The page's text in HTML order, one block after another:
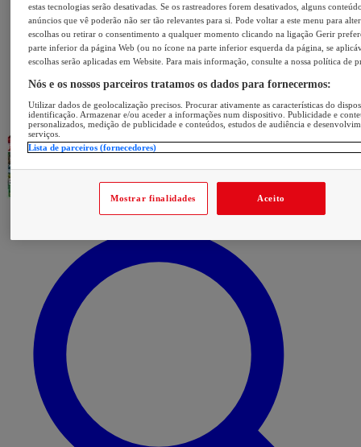
estas tecnologias serão desativadas. Se os rastreadores forem desativados, alguns
anúncios que vê poderão não ser tão relevantes para si. Pode voltar a este menu para
escolhas ou retirar o consentimento a qualquer momento clicando na ligação Gerir
parte inferior da página Web (ou no ícone na parte inferior esquerda da página, se
escolhas serão aplicadas em Website. Para mais informação, consulte a nossa política de
Nós e os nossos parceiros tratamos os dados para fornecermos:
Utilizar dados de geolocalização precisos. Procurar ativamente as características do
identificação. Armazenar e/ou aceder a informações num dispositivo. Publicidade e
personalizados, medição de publicidade e conteúdos, estudos de audiência e
serviços.
Lista de parceiros (fornecedores)
Mostrar finalidades Aceito